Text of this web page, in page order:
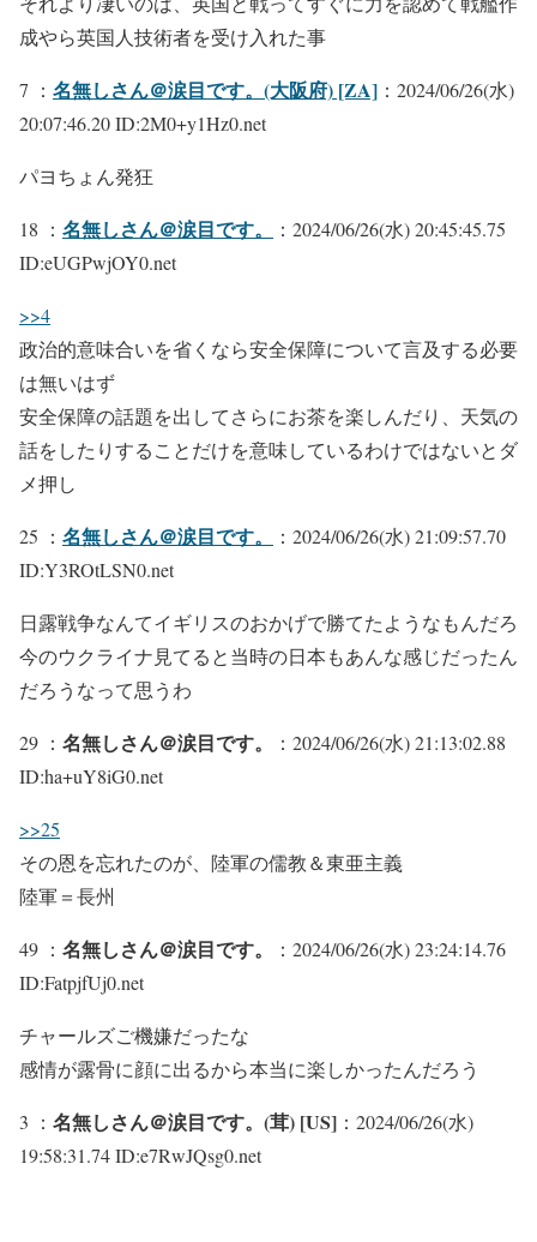
成やら英国人技術者を受け入れた事
7 ： 名無しさん＠涙目です。(大阪府) [ZA] ：2024/06/26(水)
20:07:46.20 ID:2M0+y1Hz0.net
パヨちょん発狂
18 ： 名無しさん＠涙目です。
：2024/06/26(水) 20:45:45.75
ID:eUGPwjOY0.net
>>4
政治的意味合いを省くなら安全保障について言及する必要
は無いはず
安全保障の話題を出してさらにお茶を楽しんだり、天気の
話をしたりすることだけを意味しているわけではないとダ
メ押し
25 ： 名無しさん＠涙目です。
：2024/06/26(水) 21:09:57.70
ID:Y3ROtLSN0.net
日露戦争なんてイギリスのおかげで勝てたようなもんだろ
今のウクライナ見てると当時の日本もあんな感じだったん
だろうなって思うわ
29 ： 名無しさん＠涙目です。
：2024/06/26(水) 21:13:02.88
ID:ha+uY8iG0.net
>>25
その恩を忘れたのが、陸軍の儒教＆東亜主義
陸軍＝長州
49 ： 名無しさん＠涙目です。
：2024/06/26(水) 23:24:14.76
ID:FatpjfUj0.net
チャールズご機嫌だったな
感情が露骨に顔に出るから本当に楽しかったんだろう
3 ： 名無しさん＠涙目です。(茸) [US] ：2024/06/26(水)
19:58:31.74 ID:e7RwJQsg0.net